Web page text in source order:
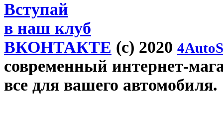
Вступай
в наш клуб
ВКОНТАКТЕ (c) 2020
современный интернет-
все для вашего автомобиля.